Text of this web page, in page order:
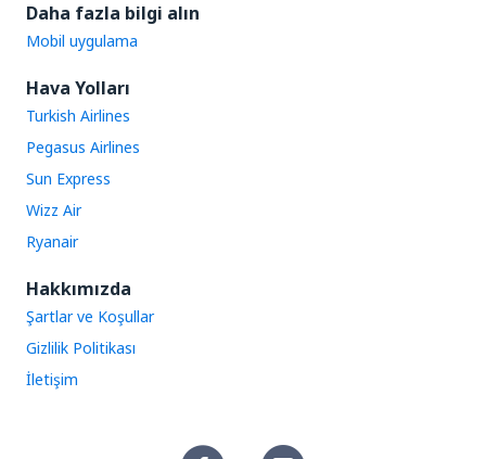
Daha fazla bilgi alın
Mobil uygulama
Hava Yolları
Turkish Airlines
Pegasus Airlines
Sun Express
Wizz Air
Ryanair
Hakkımızda
Şartlar ve Koşullar
Gizlilik Politikası
İletişim